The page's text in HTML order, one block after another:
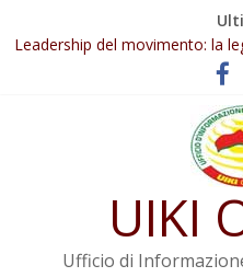
Abdullah Öcalan: Le legge
legge positiva
Leadership del movimento: la
Öcalan e l’intero movimento
Commissione donne del KNK:
Non tenere conto della
Il KNK chiede un’azione
UIKI
Ufficio di